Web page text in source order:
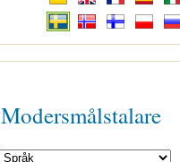
Modersmålstalare